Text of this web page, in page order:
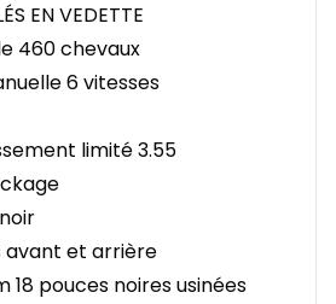
EN VEDETTE
460 chevaux
6 vitesses
limité 3.55
avant et arrière
18 pouces noires usinées